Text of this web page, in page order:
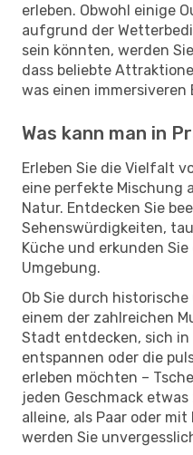
erleben. Obwohl einige
aufgrund der
sein könnten, werden
dass beliebte
was einen
Was kann man in
Erleben Sie die Vielfalt
eine perfekte Mischung
Natur. Entdecken Sie
Sehenswürdigkeiten,
Küche und erkunden
Umgebung.
Ob Sie durch
einem der zahlreichen
Stadt entdecken, sich in
entspannen oder die
erleben möchten –
jeden Geschmack
alleine, als Paar oder
werden Sie